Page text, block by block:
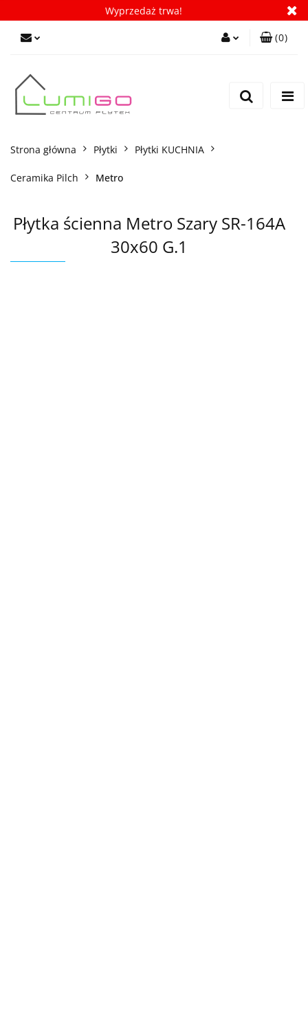
Wyprzedaż trwa!
(0)
Strona główna Płytki Płytki KUCHNIA
Ceramika Pilch Metro
Płytka ścienna Metro Szary SR-164A
30x60 G.1